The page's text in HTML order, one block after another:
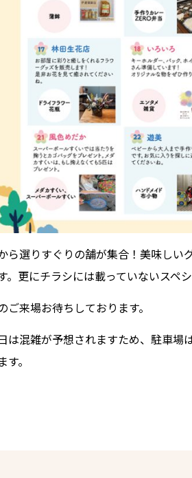
ら選りすぐりの舗が集合！美味しい
。更にチラシには載っていないスペ
ご来場お待ちしております。
は混雑が予想されますため、駐車場
す。